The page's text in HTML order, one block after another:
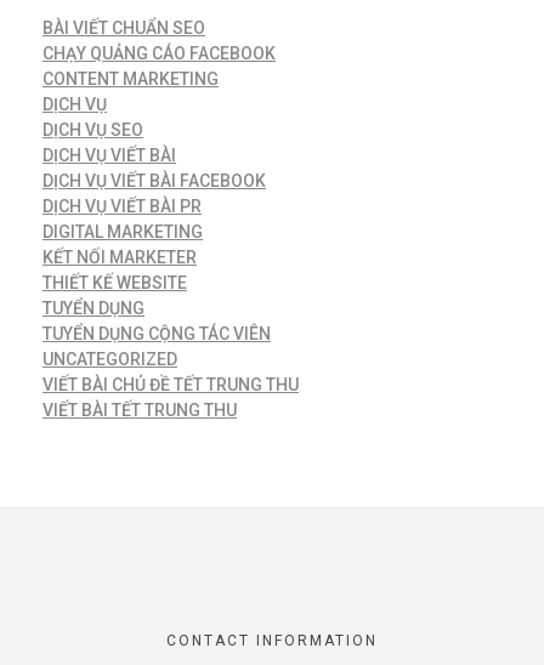
BÀI VIẾT CHUẨN SEO
CHẠY QUẢNG CÁO FACEBOOK
CONTENT MARKETING
DỊCH VỤ
DỊCH VỤ SEO
DỊCH VỤ VIẾT BÀI
DỊCH VỤ VIẾT BÀI FACEBOOK
DỊCH VỤ VIẾT BÀI PR
DIGITAL MARKETING
KẾT NỐI MARKETER
THIẾT KẾ WEBSITE
TUYỂN DỤNG
TUYỂN DỤNG CỘNG TÁC VIÊN
UNCATEGORIZED
VIẾT BÀI CHỦ ĐỀ TẾT TRUNG THU
VIẾT BÀI TẾT TRUNG THU
CONTACT INFORMATION